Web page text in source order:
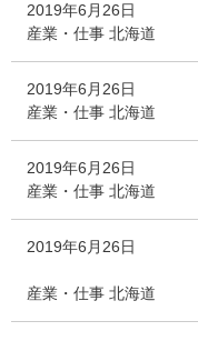
2019年6月26日
産業・仕事 北海道
2019年6月26日
産業・仕事 北海道
2019年6月26日
産業・仕事 北海道
2019年6月26日
産業・仕事 北海道